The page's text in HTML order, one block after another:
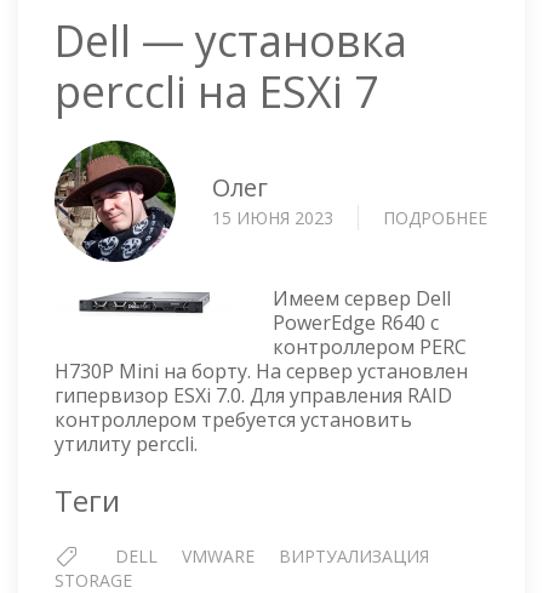
Dell — установка
perccli на ESXi 7
Олег
15 ИЮНЯ 2023 ПОДРОБНЕЕ
Имеем сервер Dell
PowerEdge R640 с
контроллером PERC
H730P Mini на борту. На сервер установлен
гипервизор ESXi 7.0. Для управления RAID
контроллером требуется установить
утилиту perccli.
Теги
DELL VMWARE
ВИРТУАЛИЗАЦИЯ
STORAGE